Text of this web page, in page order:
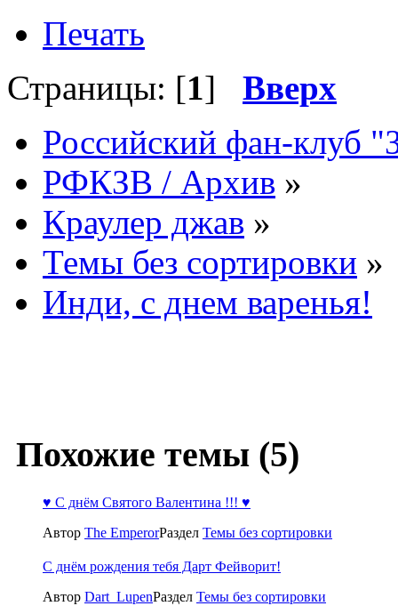
Печать
Страницы: [1] Вверх
Российский фан-клуб
РФКЗВ / Архив »
Краулер джав »
Темы без сортировки »
Инди, с днем варенья!
Похожие темы (5)
♥ С днём Святого Валентина !!! ♥
Автор The EmperorРаздел Темы без сортировки
С днём рождения тебя Дарт Фейворит!
Автор Dart_LupenРаздел Темы без сортировки